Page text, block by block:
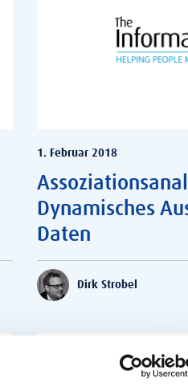
1. Februar 2018
Dynamisches
Daten
Dirk Strobel